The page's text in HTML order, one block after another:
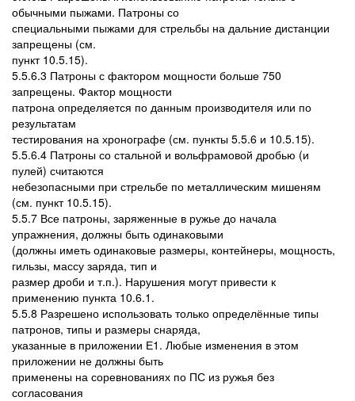
обычными пыжами. Патроны со
специальными пыжами для стрельбы на дальние дистанции
запрещены (см.
пункт 10.5.15).
5.5.6.3 Патроны с фактором мощности больше 750
запрещены. Фактор мощности
патрона определяется по данным производителя или по
результатам
тестирования на хронографе (см. пункты 5.5.6 и 10.5.15).
5.5.6.4 Патроны со стальной и вольфрамовой дробью (и
пулей) считаются
небезопасными при стрельбе по металлическим мишеням
(см. пункт 10.5.15).
5.5.7 Все патроны, заряженные в ружье до начала
упражнения, должны быть одинаковыми
(должны иметь одинаковые размеры, контейнеры, мощность,
гильзы, массу заряда, тип и
размер дроби и т.п.). Нарушения могут привести к
применению пункта 10.6.1.
5.5.8 Разрешено использовать только определённые типы
патронов, типы и размеры снаряда,
указанные в приложении Е1. Любые изменения в этом
приложении не должны быть
применены на соревнованиях по ПС из ружья без
согласования